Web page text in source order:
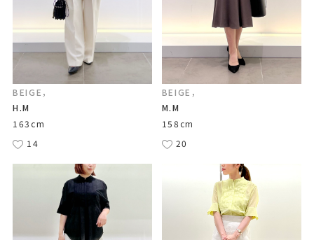
BEIGE，
H.M
163cm
14
BEIGE，
M.M
158cm
20